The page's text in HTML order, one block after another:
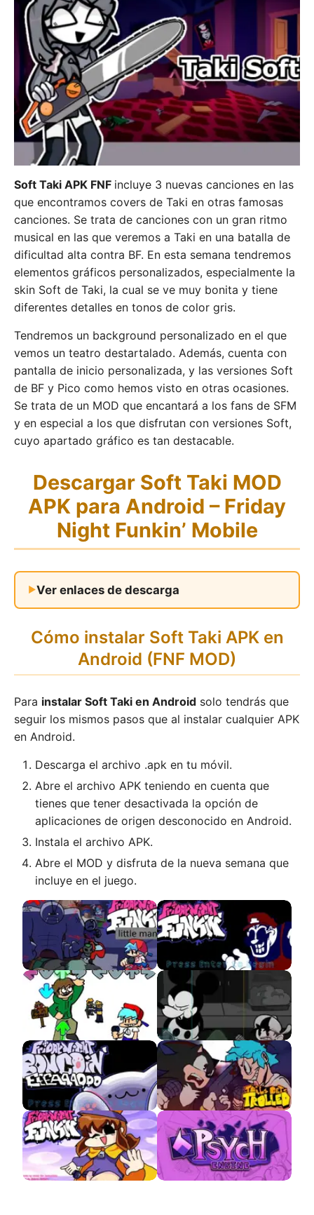
Soft Taki APK FNF incluye 3 nuevas canciones en las
que encontramos covers de Taki en otras famosas
canciones. Se trata de canciones con un gran ritmo
musical en las que veremos a Taki en una batalla de
dificultad alta contra BF. En esta semana tendremos
elementos gráficos personalizados, especialmente la
skin Soft de Taki, la cual se ve muy bonita y tiene
diferentes detalles en tonos de color gris.
Tendremos un background personalizado en el que
vemos un teatro destartalado. Además, cuenta con
pantalla de inicio personalizada, y las versiones Soft
de BF y Pico como hemos visto en otras ocasiones.
Se trata de un MOD que encantará a los fans de SFM
y en especial a los que disfrutan con versiones Soft,
cuyo apartado gráfico es tan destacable.
Descargar Soft Taki MOD
APK para Android – Friday
Night Funkin’ Mobile
Ver enlaces de descarga
Cómo instalar Soft Taki APK en
Android (FNF MOD)
Para instalar Soft Taki en Android solo tendrás que
seguir los mismos pasos que al instalar cualquier APK
en Android.
Descarga el archivo .apk en tu móvil.
Abre el archivo APK teniendo en cuenta que
tienes que tener desactivada la opción de
aplicaciones de origen desconocido en Android.
Instala el archivo APK.
Abre el MOD y disfruta de la nueva semana que
incluye en el juego.
VS Little Man 2 APK VS Mario 85
Eddsworld DEMO
FNF Wednesday
Infidelity (Android
Port) – Descargar
MOD
VS Bongo Cat APK
Tails Gets Trolled V3